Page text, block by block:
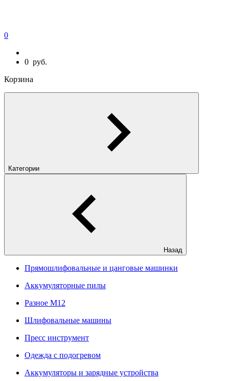
0
0 руб.
Корзина
Категории
Назад
Прямошлифовальные и цанговые машинки
Аккумуляторные пилы
Разное M12
Шлифовальные машины
Пресс инструмент
Одежда с подогревом
Аккумуляторы и зарядные устройства